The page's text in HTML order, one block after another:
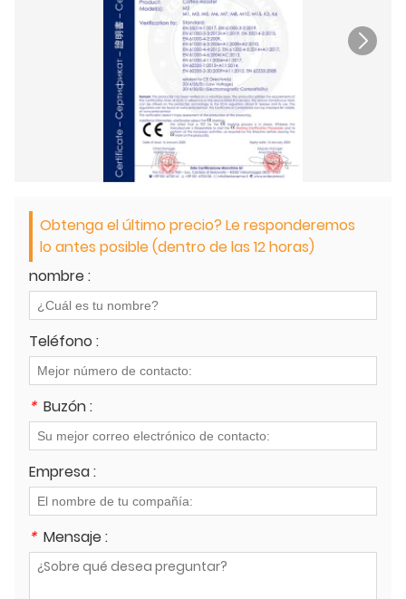
Obtenga el último precio? Le responderemos
lo antes posible (dentro de las 12 horas)
nombre :
Teléfono :
* Buzón :
Empresa :
* Mensaje :